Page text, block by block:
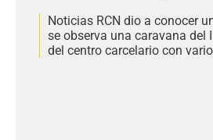
Noticias RCN dio a conocer
se observa una caravana del
del centro carcelario con